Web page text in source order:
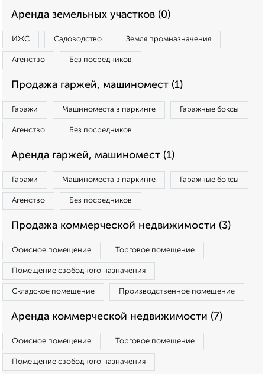
Аренда земельных участков (0)
ИЖС Садоводство Земля промназначения
Агенство Без посредников
Продажа гаржей, машиномест (1)
Гаражи Машиноместа в паркинге Гаражные боксы
Агенство Без посредников
Аренда гаржей, машиномест (1)
Гаражи Машиноместа в паркинге Гаражные боксы
Агенство Без посредников
Продажа коммерческой недвижимости (3)
Офисное помещение Торговое помещение
Помещение свободного назначения
Складское помещение Производственное помещение
Аренда коммерческой недвижимости (7)
Офисное помещение Торговое помещение
Помещение свободного назначения